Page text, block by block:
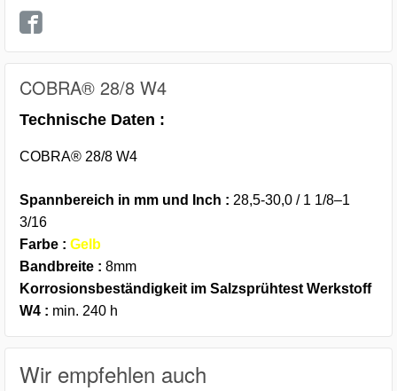
COBRA® 28/8 W4
Technische Daten :
COBRA® 28/8 W4
Spannbereich in mm und Inch : 28,5-30,0 / 1 1/8–1
3/16
Farbe : Gelb
Bandbreite : 8mm
Korrosionsbeständigkeit im Salzsprühtest Werkstoff
W4 : min. 240 h
Wir empfehlen auch